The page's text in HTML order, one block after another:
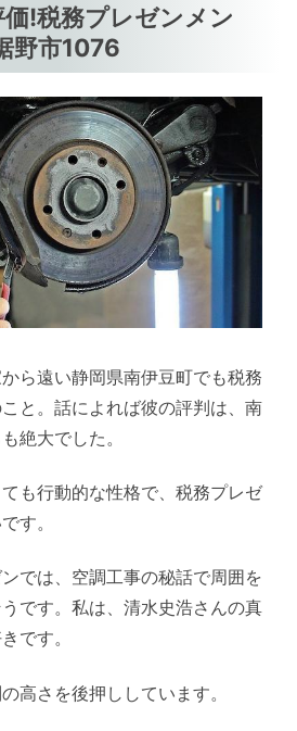
!税務プレゼンメン
野市1076
ら遠い静岡県南伊豆町でも税務
と。話によれば彼の評判は、南
絶大でした。
も行動的な性格で、税務プレゼ
す。
では、空調工事の秘話で周囲を
です。私は、清水史浩さんの真
です。
高さを後押ししています。